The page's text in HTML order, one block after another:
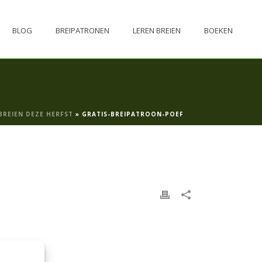
BLOG BREIPATRONEN LEREN BREIEN BOEKEN
DEZE HERFST » GRATIS-BREIPATROON-POEF